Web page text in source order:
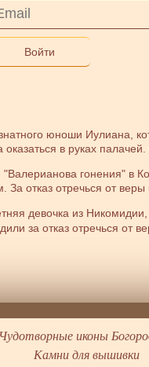
Войти
юноши Иулиана,
оказаться в руках
гонения" в
За отказ отречься от
девочка из
за отказ отречься от
Чудотворные иконы
Камни для вышивки